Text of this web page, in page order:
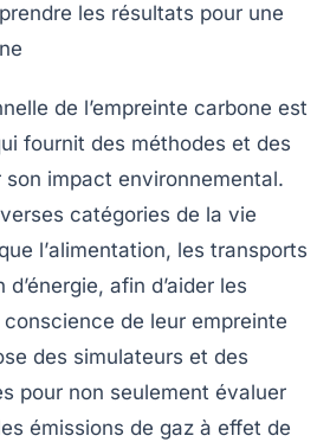
les résultats pour une
de l’empreinte carbone est
fournit des méthodes et des
son impact environnemental.
catégories de la vie
l’alimentation, les transports
afin d’aider les
de leur empreinte
des simulateurs et des
pour non seulement évaluer
émissions de gaz à effet de